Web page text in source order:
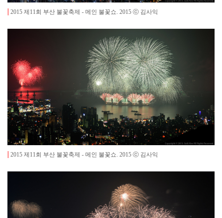
2015 제11회 부산 불꽃축제 - 메인 불꽃쇼. 2015 ⓒ 김사익
2015 제11회 부산 불꽃축제 - 메인 불꽃쇼. 2015 ⓒ 김사익